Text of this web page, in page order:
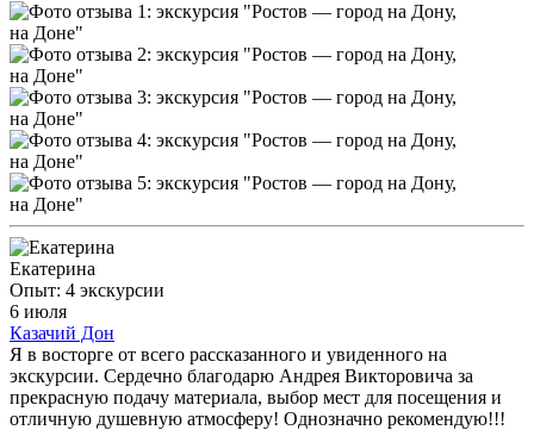
Екатерина
Опыт: 4 экскурсии
6 июля
Казачий Дон
Я в восторге от всего рассказанного и увиденного на
экскурсии. Сердечно благодарю Андрея Викторовича за
прекрасную подачу материала, выбор мест для посещения и
отличную душевную атмосферу! Однозначно рекомендую!!!